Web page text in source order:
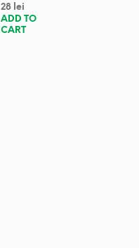
28 lei
ADD TO
CART